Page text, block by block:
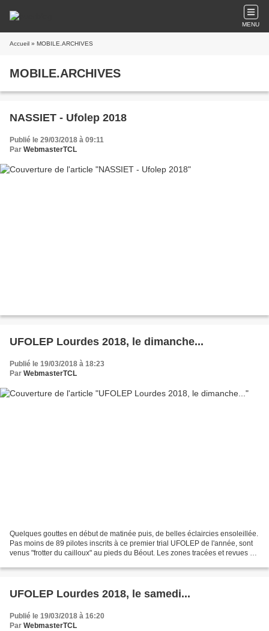
MENU
Accueil » MOBILE.ARCHIVES
MOBILE.ARCHIVES
NASSIET - Ufolep 2018
Publié le 29/03/2018 à 09:11
Par WebmasterTCL
UFOLEP Lourdes 2018, le dimanche...
Publié le 19/03/2018 à 18:23
Par WebmasterTCL
Quelques gouttes en début de matinée puis, de belles éclaircies ensoleillée.
Pas moins de 89 pilotes inscrits à ce premier trial UFOLEP de l'année, sont
venus "frotter du cailloux" au pieds du Béout. Les zones tracées et revues en
UFOLEP Lourdes 2018, le samedi...
Publié le 19/03/2018 à 16:20
Par WebmasterTCL